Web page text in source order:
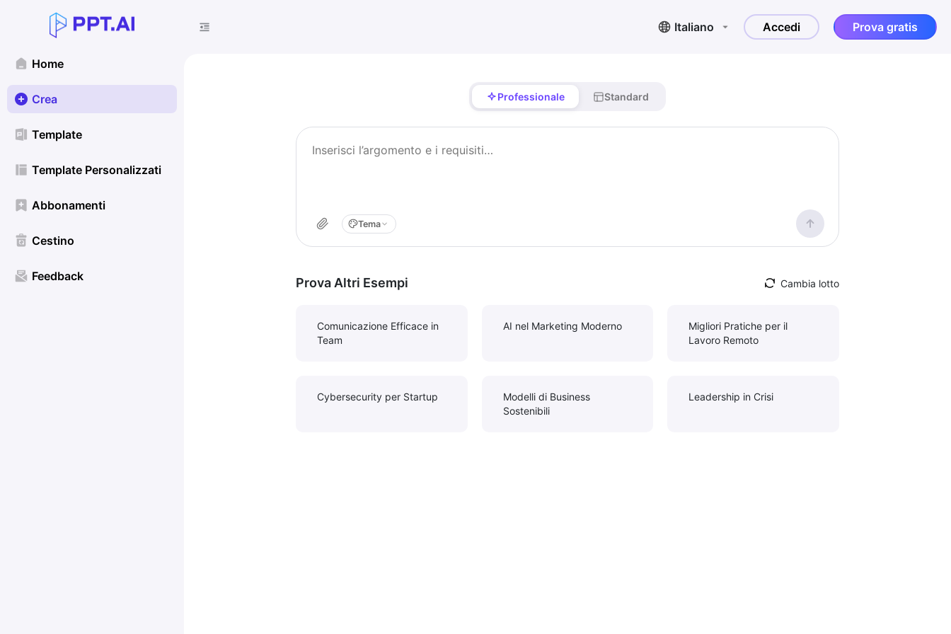
Home
Crea
Template
Template Personalizzati
Abbonamenti
Cestino
Feedback
Italiano Accedi Prova gratis
Professionale Standard
Tema
Prova Altri Esempi Cambia lotto
Comunicazione Efficace in
Team
AI nel Marketing Moderno
Migliori Pratiche per il
Lavoro Remoto
Cybersecurity per Startup
Modelli di Business
Sostenibili
Leadership in Crisi